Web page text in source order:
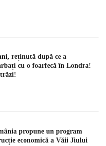
reținută după ce a
cu o foarfecă în Londra!
propune un program
economică a Văii Jiului